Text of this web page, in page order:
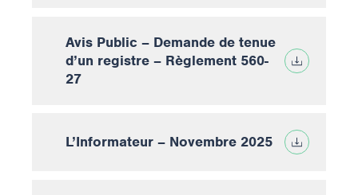
Avis Public – Demande de tenue
d’un registre – Règlement 560-
27
L’Informateur – Novembre 2025